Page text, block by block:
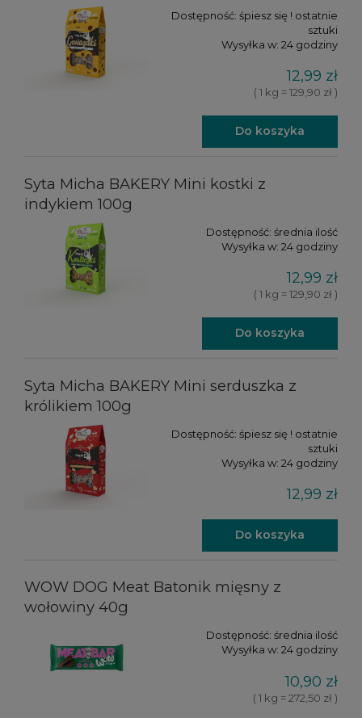
Dostępność: śpiesz się ! ostatnie
sztuki
Wysyłka w: 24 godziny
12,99 zł
( 1 kg = 129,90 zł )
Do koszyka
Syta Micha BAKERY Mini kostki z
indykiem 100g
Dostępność: średnia ilość
Wysyłka w: 24 godziny
12,99 zł
( 1 kg = 129,90 zł )
Do koszyka
Syta Micha BAKERY Mini serduszka z
królikiem 100g
Dostępność: śpiesz się ! ostatnie
sztuki
Wysyłka w: 24 godziny
12,99 zł
Do koszyka
WOW DOG Meat Batonik mięsny z
wołowiny 40g
Dostępność: średnia ilość
Wysyłka w: 24 godziny
10,90 zł
( 1 kg = 272,50 zł )